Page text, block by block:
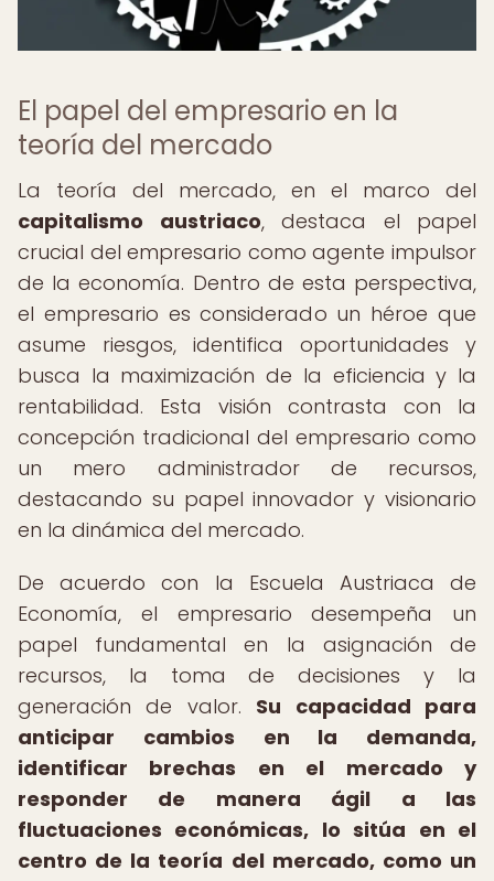
El papel del empresario en la
teoría del mercado
La teoría del mercado, en el marco del
capitalismo austriaco, destaca el papel
crucial del empresario como agente impulsor
de la economía. Dentro de esta perspectiva,
el empresario es considerado un héroe que
asume riesgos, identifica oportunidades y
busca la maximización de la eficiencia y la
rentabilidad. Esta visión contrasta con la
concepción tradicional del empresario como
un mero administrador de recursos,
destacando su papel innovador y visionario
en la dinámica del mercado.
De acuerdo con la Escuela Austriaca de
Economía, el empresario desempeña un
papel fundamental en la asignación de
recursos, la toma de decisiones y la
generación de valor. Su capacidad para
anticipar cambios en la demanda,
identificar brechas en el mercado y
responder de manera ágil a las
fluctuaciones económicas, lo sitúa en el
centro de la teoría del mercado, como un